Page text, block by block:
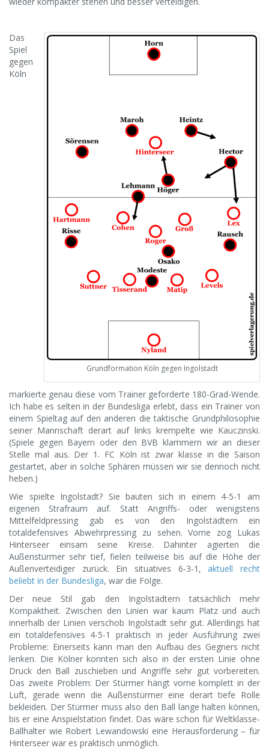
Grundformation Köln gegen Ingolstadt
Das
Spiel
gegen
Köln
markierte genau diese vom Trainer geforderte 180-Grad-Wende.
Ich habe es selten in der Bundesliga erlebt, dass ein Trainer von
einem Spieltag auf den anderen die taktische Grundphilosophie
seiner Mannschaft derart auf links krempelte wie Kauczinski.
(Spiele gegen Bayern oder den BVB klammern wir an dieser
Stelle mal aus. Der 1. FC Köln ist zwar klasse in die Saison
gestartet, aber in solche Sphären müssen wir sie dennoch nicht
heben.)
Wie spielte Ingolstadt? Sie bauten sich in einem 4-5-1 am
eigenen Strafraum auf. Statt Angriffs- oder wenigstens
Mittelfeldpressing gab es von den Ingolstädtern ein
totaldefensives Abwehrpressing zu sehen. Vorne zog Lukas
Hinterseer einsam seine Kreise. Dahinter agierten die
Außenstürmer sehr tief, fielen teilweise bis auf die Höhe der
Außenverteidiger zurück. Ein situatives 6-3-1,aktuell recht
beliebt in der Bundesliga, war die Folge.
Der neue Stil gab den Ingolstädtern tatsächlich mehr
Kompaktheit. Zwischen den Linien war kaum Platz und auch
innerhalb der Linien verschob Ingolstadt sehr gut. Allerdings hat
ein totaldefensives 4-5-1 praktisch in jeder Ausführung zwei
Probleme: Einerseits kann man den Aufbau des Gegners nicht
lenken. Die Kölner konnten sich also in der ersten Linie ohne
Druck den Ball zuschieben und Angriffe sehr gut vorbereiten.
Das zweite Problem: Der Stürmer hängt vorne komplett in der
Luft, gerade wenn die Außenstürmer eine derart tiefe Rolle
bekleiden. Der Stürmer muss also den Ball lange halten können,
bis er eine Anspielstation findet. Das wäre schon für Weltklasse-
Ballhalter wie Robert Lewandowski eine Herausforderung – für
Hinterseer war es praktisch unmöglich.